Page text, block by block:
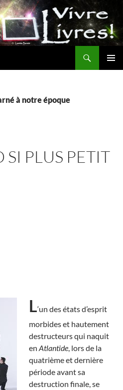
à notre époque
SI PLUS PETIT
L‘un des états d’esprit
morbides et hautement
destructeurs qui naquit
en Atlantide , lors de la
quatrième et dernière
période avant sa
destruction finale, se